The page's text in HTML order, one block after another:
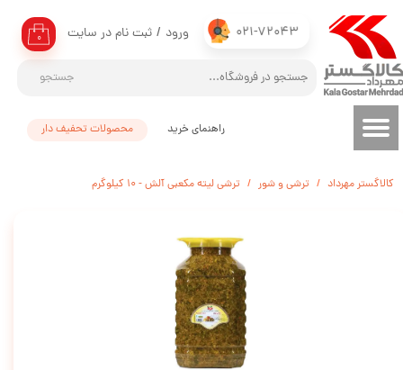
021-72043
جستجو
۰ ورود / ثبت نام در سایت
حساب کاربری من
تغییر گذر واژه
سفارشات
محصولات تحفیف دار راهنمای خرید
کالاگستر مهرداد ترشی و شور ترشی لیته مکعبی آلش - 10 کیلوگرم